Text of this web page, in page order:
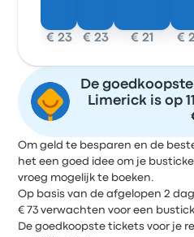
€ 23 € 23 € 21 €
De
Limerick is op
Om geld te besparen en de
het een goed idee om je
vroeg mogelijk te boeken.
Op basis van de afgelopen 2
€ 73 verwachten voor een
De goedkoopste tickets voor je